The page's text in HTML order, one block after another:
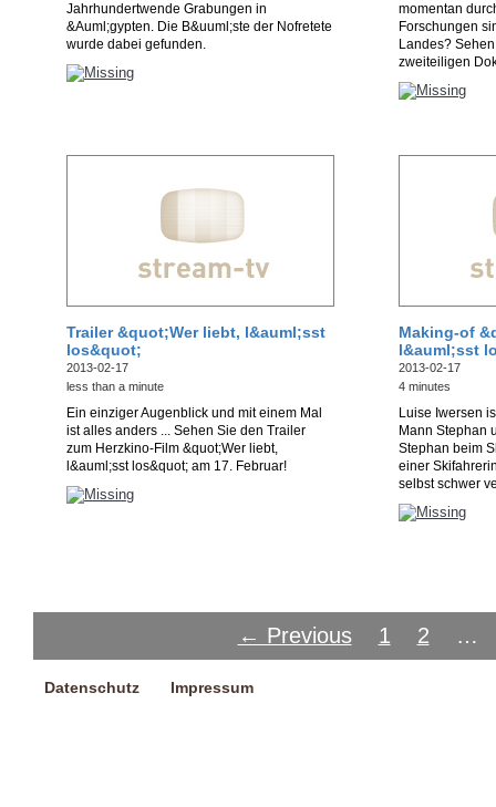
Jahrhundertwende Grabungen in
&Auml;gypten. Die B&uuml;ste der Nofretete
wurde dabei gefunden.
momentan
Forschungen
Landes?
zweiteiligen
Trailer &quot;Wer liebt, l&auml;sst
los&quot;
2013-02-17
less than a minute
Ein einziger Augenblick und mit einem Mal
ist alles anders ... Sehen Sie den Trailer
zum Herzkino-Film &quot;Wer liebt,
l&auml;sst los&quot; am 17. Februar!
Making-of
l&auml;sst
2013-02-17
4 minutes
Luise Iwersen
Mann Stephan
Stephan beim
einer
selbst schwer
← Previous 1 2 …
Datenschutz Impressum